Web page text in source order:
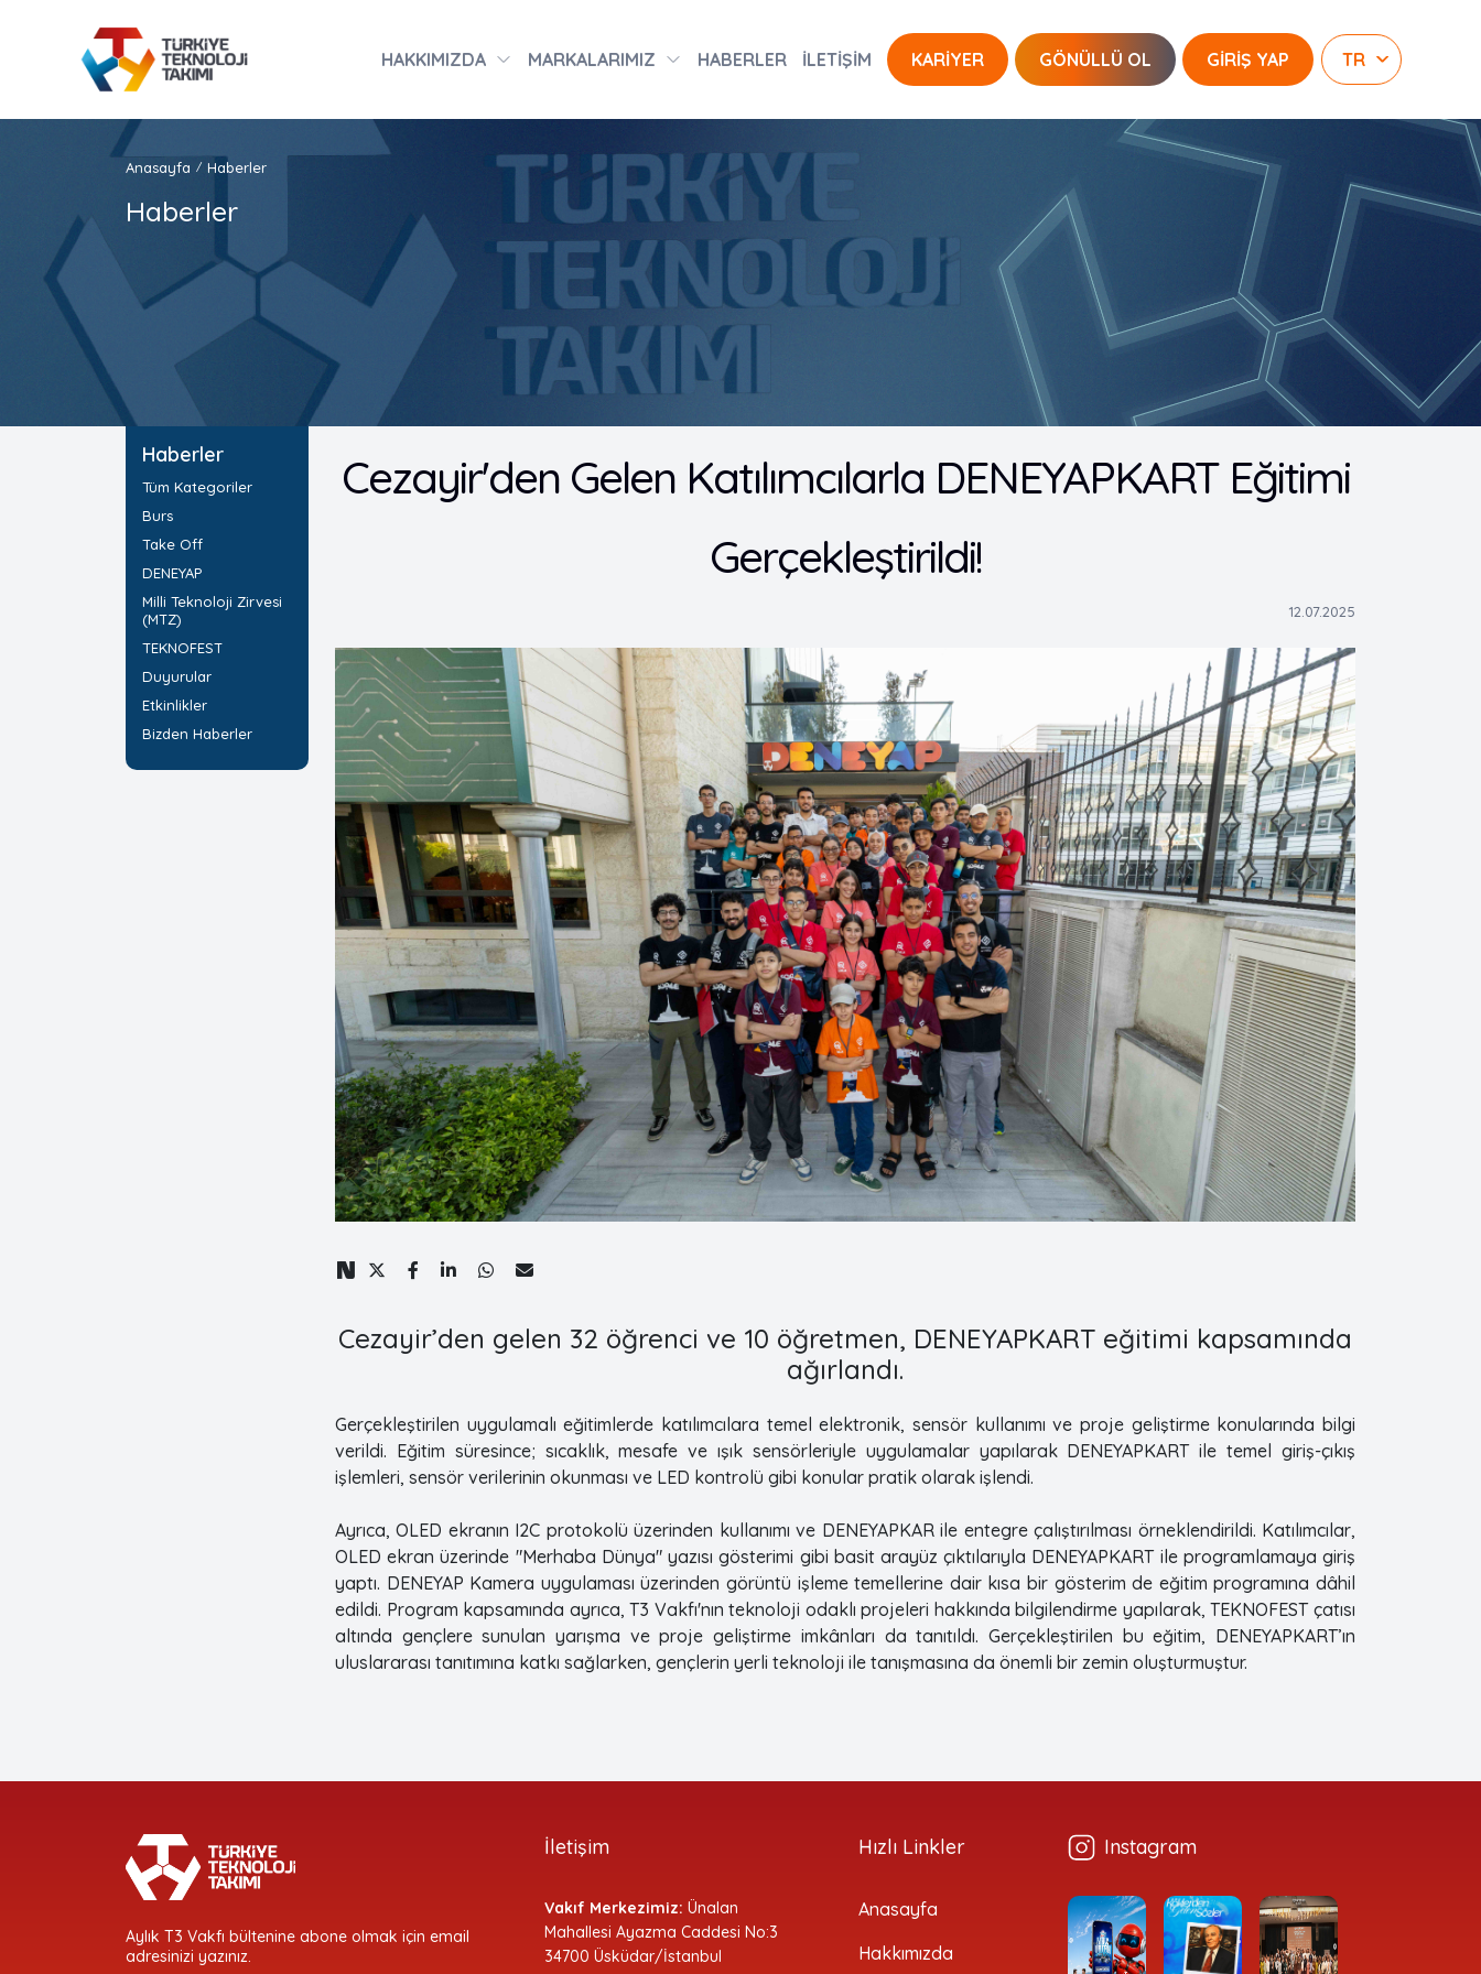
HAKKIMIZDA MARKALARIMIZ HABERLER İLETİŞİM KARİYER GÖNÜLLÜ OL GİRİŞ YAP
Anasayfa / Haberler
Haberler
Haberler
Tüm Kategoriler
Burs
Take Off
DENEYAP
Milli Teknoloji Zirvesi
(MTZ)
TEKNOFEST
Duyurular
Etkinlikler
Bizden Haberler
Cezayir'den Gelen Katılımcılarla DENEYAPKART Eğitimi
Gerçekleştirildi!
12.07.2025
Cezayir’den gelen 32 öğrenci ve 10 öğretmen, DENEYAPKART eğitimi kapsamında
ağırlandı.
Gerçekleştirilen uygulamalı eğitimlerde katılımcılara temel elektronik, sensör kullanımı ve proje geliştirme konularında bilgi
verildi. Eğitim süresince; sıcaklık, mesafe ve ışık sensörleriyle uygulamalar yapılarak DENEYAPKART ile temel giriş-çıkış
işlemleri, sensör verilerinin okunması ve LED kontrolü gibi konular pratik olarak işlendi.
Ayrıca, OLED ekranın I2C protokolü üzerinden kullanımı ve DENEYAPKAR ile entegre çalıştırılması örneklendirildi. Katılımcılar,
OLED ekran üzerinde "Merhaba Dünya" yazısı gösterimi gibi basit arayüz çıktılarıyla DENEYAPKART ile programlamaya giriş
yaptı. DENEYAP Kamera uygulaması üzerinden görüntü işleme temellerine dair kısa bir gösterim de eğitim programına dâhil
edildi. Program kapsamında ayrıca, T3 Vakfı'nın teknoloji odaklı projeleri hakkında bilgilendirme yapılarak, TEKNOFEST çatısı
altında gençlere sunulan yarışma ve proje geliştirme imkânları da tanıtıldı. Gerçekleştirilen bu eğitim, DENEYAPKART’ın
uluslararası tanıtımına katkı sağlarken, gençlerin yerli teknoloji ile tanışmasına da önemli bir zemin oluşturmuştur.
Aylık T3 Vakfı bültenine abone olmak için email
adresinizi yazınız.
İletişim
Vakıf Merkezimiz: Ünalan
Mahallesi Ayazma Caddesi No:3
34700 Üsküdar/İstanbul
Hızlı Linkler
Anasayfa
Hakkımızda
Instagram